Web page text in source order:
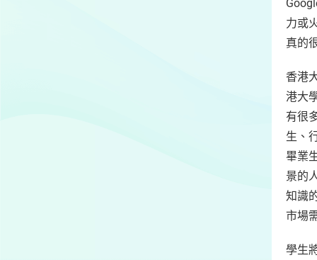
力或
真的
香港
港大
有很
生、
畢業
景的
知識
市場
學生